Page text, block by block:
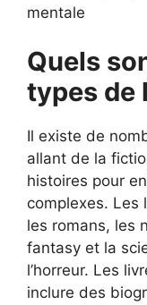
mentale
Quels
types de
Il existe de
allant de la
histoires pour
complexes. Les
les romans, les
fantasy et la
l’horreur. Les
inclure des